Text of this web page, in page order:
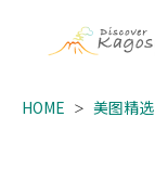
HOME 美图精选